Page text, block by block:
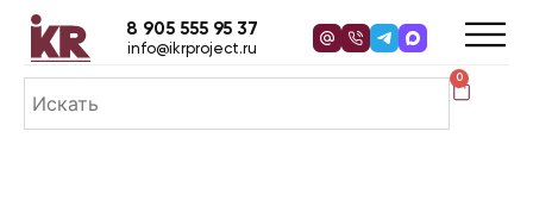
0
8 905 555 95 37
info@ikrproject.ru